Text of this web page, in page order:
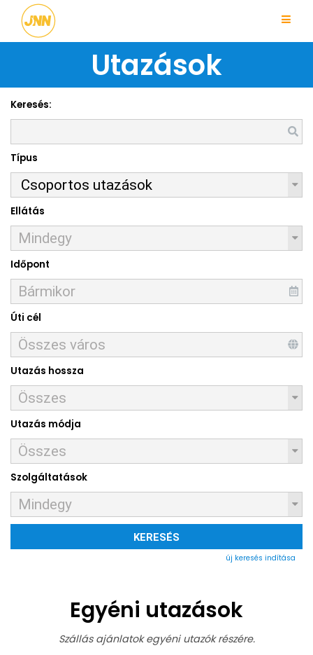
Utazások
Keresés:
Típus
Ellátás
Időpont
Úti cél
Utazás hossza
Utazás módja
Szolgáltatások
KERESÉS
új keresés indítása
Egyéni utazások
Szállás ajánlatok egyéni utazók részére.